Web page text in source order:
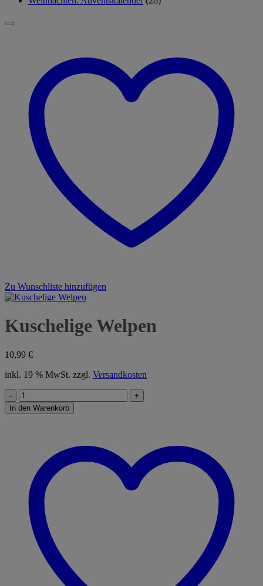
Zu Wunschliste hinzufügen
Kuschelige Welpen
10,99 €
inkl. 19 % MwSt. zzgl. Versandkosten
Kuschelige
Welpen
Menge
In den Warenkorb